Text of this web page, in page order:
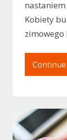
nastaniem
Kobiety